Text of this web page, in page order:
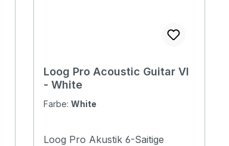
Loog Pro Acoustic Guitar VI
- White
Farbe:White
Loog Pro Akustik 6-Saitige